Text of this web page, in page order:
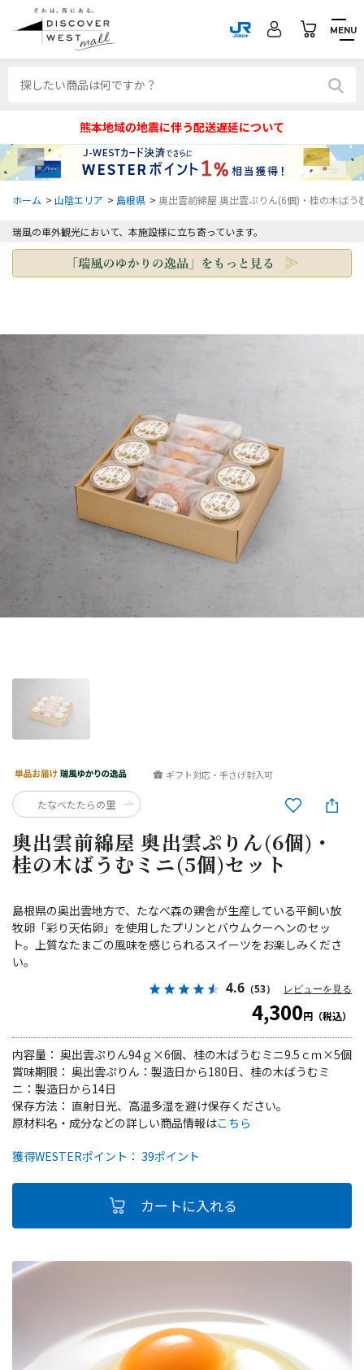
MENU
熊本地域の地震に伴う配送遅延について
ホーム > 山陰エリア > 島根県 > 奥出雲前綿屋 奥出雲ぷりん(6個)・桂の木ばう
瑞風の車外観光において、本施設様に立ち寄っています。
奥出雲前綿屋 奥出雲ぷりん(6個)・
桂の木ばうむミニ(5個)セット
ギフト対応・手さげ封入可
島根県の奥出雲地方で、たなべ森の鶏舎が生産している平飼い放
牧卵「彩り天佑卵」を使用したプリンとバウムクーヘンのセッ
ト。上質なたまごの風味を感じられるスイーツをお楽しみくださ
い。
4.6 （53） レビューを見る
4,300円（税込）
内容量： 奥出雲ぷりん94ｇ×6個、桂の木ばうむミニ9.5ｃｍ×5個
賞味期限： 奥出雲ぷりん：製造日から180日、桂の木ばうむミ
ニ：製造日から14日
保存方法： 直射日光、高温多湿を避け保存ください。
獲得WESTERポイント： 39ポイント
原材料名・成分などの詳しい商品情報はこちら
たなべたたらの里